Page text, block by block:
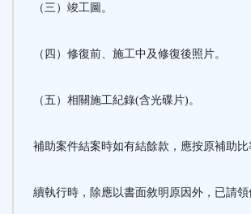
（三）竣工圖。
（四）修復前、施工中及修復後照片。
（五）相關施工紀錄(含光碟片)。
補助案件結案時如有結餘款，應按原補助
續執行時，除應以書面敘明原因外，已請